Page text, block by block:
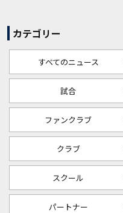
カテゴリー
すべてのニュース
試合
ファンクラブ
クラブ
スクール
パートナー